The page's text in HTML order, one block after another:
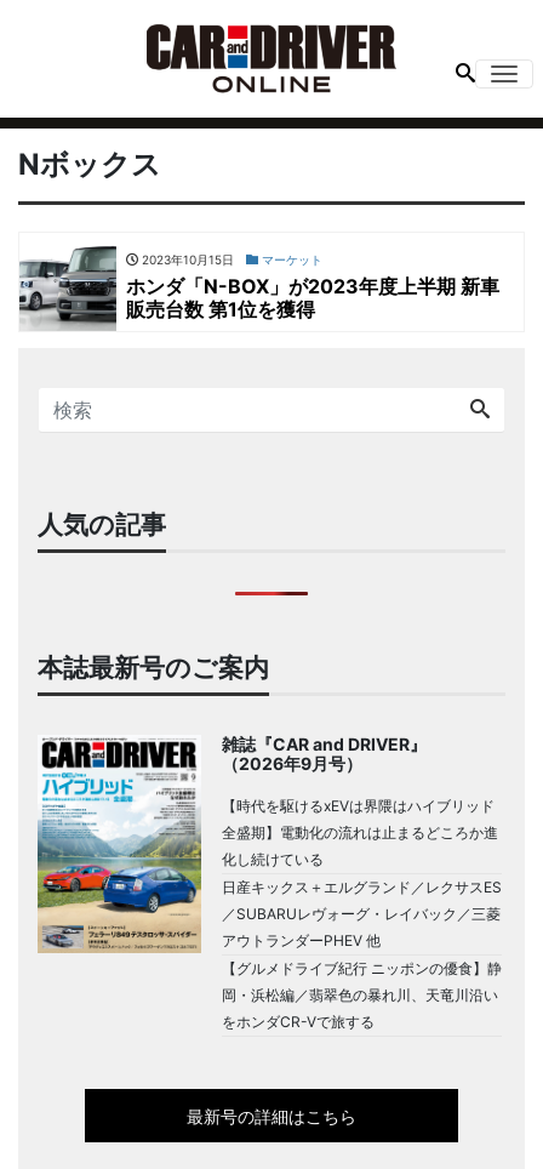
Nボックス
2023年10月15日 マーケット
ホンダ「N-BOX」が2023年度上半期 新車
販売台数 第1位を獲得
人気の記事
本誌最新号のご案内
雑誌『CAR and DRIVER』
（2026年9月号）
【時代を駆けるxEVは界隈はハイブリッド
全盛期】電動化の流れは止まるどころか進
化し続けている
日産キックス＋エルグランド／レクサスES
／SUBARUレヴォーグ・レイバック／三菱
アウトランダーPHEV 他
【グルメドライブ紀行 ニッポンの優食】静
岡・浜松編／翡翠色の暴れ川、天竜川沿い
をホンダCR-Vで旅する
最新号の詳細はこちら